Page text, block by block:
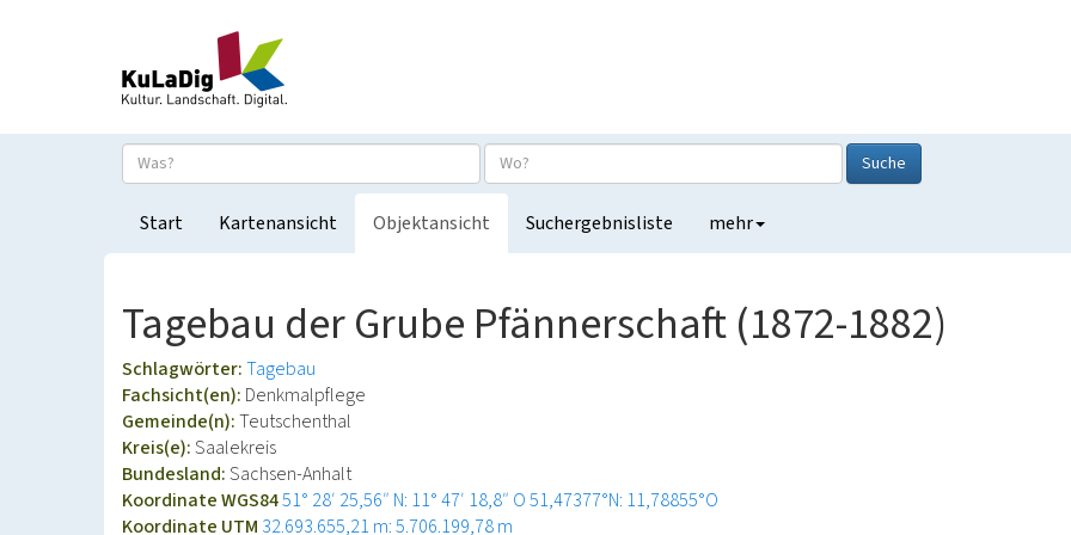
Suche
Start Kartenansicht Objektansicht Suchergebnisliste mehr
Tagebau der Grube Pfännerschaft (1872-1882)
Schlagwörter:Tagebau
Fachsicht(en): Denkmalpflege
Gemeinde(n):Teutschenthal
Kreis(e):Saalekreis
Bundesland:Sachsen-Anhalt
Koordinate WGS8451° 28′ 25,56″ N: 11° 47′ 18,8″ O51,47377°N: 11,78855°O
Koordinate UTM 32.693.655,21 m: 5.706.199,78 m